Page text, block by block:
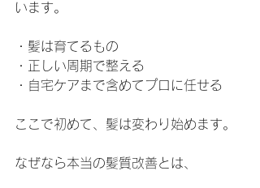
います。
・髪は育てるもの
・正しい周期で整える
・自宅ケアまで含めてプロに任せる
ここで初めて、髪は変わり始めます。
なぜなら本当の髪質改善とは、